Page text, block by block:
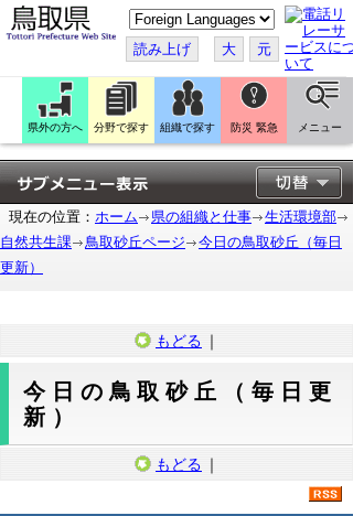
こ
の
ペ
ー
ジ
翻
訳
す
る
読み上げ 大 元
県外の方へ 分野で探す 組織で探す 防災 緊急 メニュー
現在の位置： ホーム 県の組織と仕事
生活環境部
自然共生課
鳥取砂丘ページ
今日の鳥取砂丘（毎日
更新）
もどる ｜
今日の鳥取砂丘（毎日更
新）
もどる ｜